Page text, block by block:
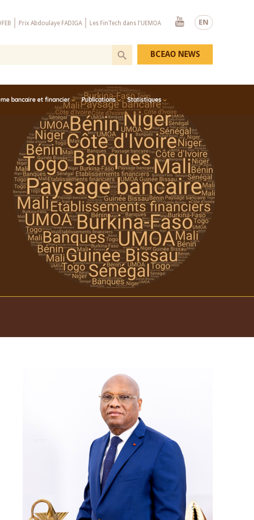
EN
Prix Abdoulaye FADIGA Les FinTech dans l'UEMOA
Youtube
bancaire et financier Publications Statistiques
BCEAO NEWS